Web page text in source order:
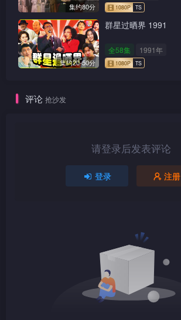
1080P
集约80分
集约20-50分
群星过晒界 1991
全58集 1991年
评论 抢沙发
请登录后发表评论
登录 注册